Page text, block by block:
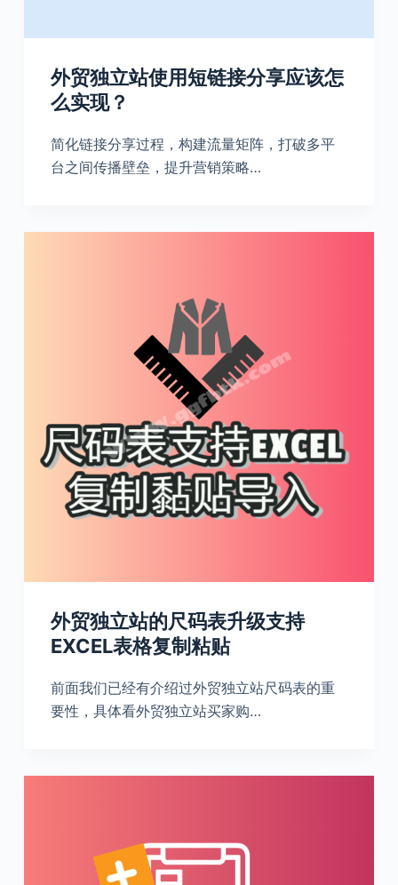
外贸独立站使用短链接分享应该怎
么实现？
简化链接分享过程，构建流量矩阵，打破多平
台之间传播壁垒，提升营销策略…
外贸独立站的尺码表升级支持
EXCEL表格复制粘贴
前面我们已经有介绍过外贸独立站尺码表的重
要性，具体看外贸独立站买家购…